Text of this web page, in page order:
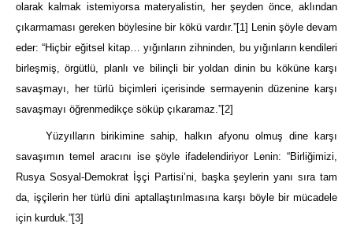
olarak kalmak istemiyorsa materyalistin, her şeyden önce, aklından
çıkarmaması gereken böylesine bir kökü vardır.”[1] Lenin şöyle devam
eder: “Hiçbir eğitsel kitap… yığınların zihninden, bu yığınların kendileri
birleşmiş, örgütlü, planlı ve bilinçli bir yoldan dinin bu köküne karşı
savaşmayı, her türlü biçimleri içerisinde sermayenin düzenine karşı
savaşmayı öğrenmedikçe söküp çıkaramaz.”[2]
Yüzyılların birikimine sahip, halkın afyonu olmuş dine karşı
savaşımın temel aracını ise şöyle ifadelendiriyor Lenin: “Birliğimizi,
Rusya Sosyal-Demokrat İşçi Partisi’ni, başka şeylerin yanı sıra tam
da, işçilerin her türlü dini aptallaştırılmasına karşı böyle bir mücadele
için kurduk.”[3]